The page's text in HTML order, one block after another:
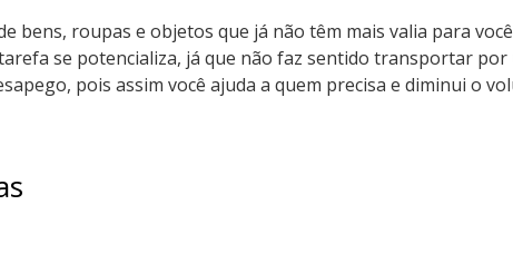
bens, roupas e objetos que já não têm mais valia para
se potencializa, já que não faz sentido transportar
pois assim você ajuda a quem precisa e diminui o